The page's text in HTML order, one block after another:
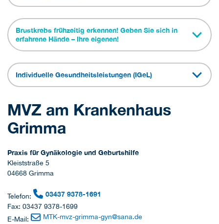
Brustkrebs frühzeitig erkennen! Geben Sie sich in
erfahrene Hände – Ihre eigenen!
Individuelle Gesundheitsleistungen (IGeL)
MVZ am Krankenhaus
Grimma
Praxis für Gynäkologie und Geburtshilfe
Kleiststraße 5
04668 Grimma
Telefon: 03437 9378-1691
Fax: 03437 9378-1699
E-Mail:
MTK-mvz-grimma-gyn@sana.de